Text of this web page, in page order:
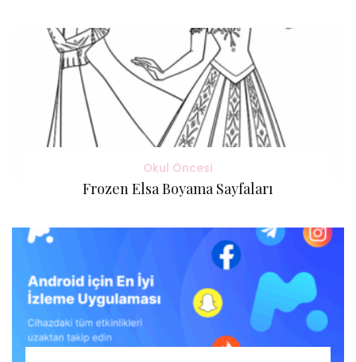
Okul Öncesi
Frozen Elsa Boyama Sayfaları